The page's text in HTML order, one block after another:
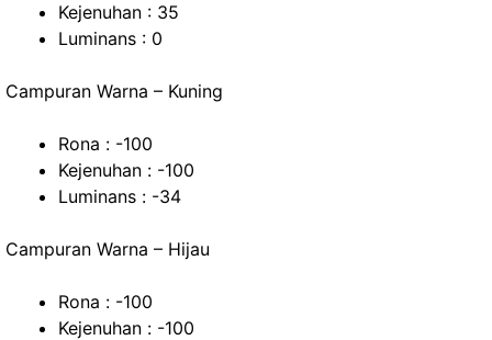
Kejenuhan : 35
Luminans : 0
Campuran Warna – Kuning
Rona : -100
Kejenuhan : -100
Luminans : -34
Campuran Warna – Hijau
Rona : -100
Kejenuhan : -100